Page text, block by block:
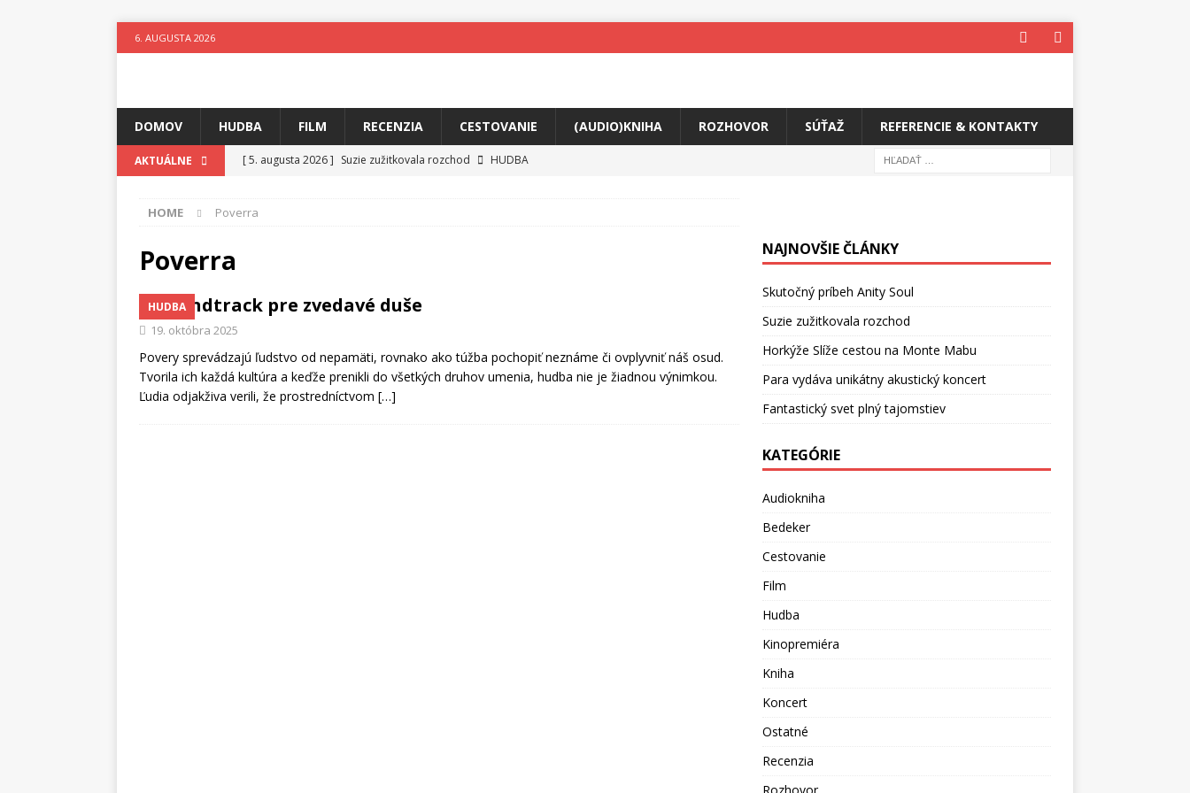
6. AUGUSTA 2026
DOMOV HUDBA FILM RECENZIA CESTOVANIE (AUDIO)KNIHA ROZHOVOR SÚŤAŽ REFERENCIE & KONTAKTY
AKTUÁLNE [ 5. augusta 2026 ] Suzie zužitkovala rozchod
HUDBA
[ 3. augusta 2026 ]
[ 1. augusta 2026 ] Festival 4 živly prepojí generácie
HOME Poverra
Poverra
HUDBA
Soundtrack pre zvedavé duše
19. októbra 2025
Povery sprevádzajú ľudstvo od nepamäti, rovnako ako túžba pochopiť neznáme či ovplyvniť náš osud.
Tvorila ich každá kultúra a keďže prenikli do všetkých druhov umenia, hudba nie je žiadnou výnimkou.
Ľudia odjakživa verili, že prostredníctvom […]
NAJNOVŠIE ČLÁNKY
Skutočný príbeh Anity Soul
Suzie zužitkovala rozchod
Horkýže Slíže cestou na Monte Mabu
Para vydáva unikátny akustický koncert
Fantastický svet plný tajomstiev
KATEGÓRIE
Audiokniha
Bedeker
Cestovanie
Film
Hudba
Kinopremiéra
Kniha
Koncert
Ostatné
Recenzia